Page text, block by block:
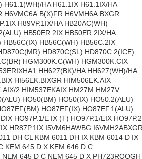
H61.1(WH)/HA H61.1IX H61.1IX/HA
H6VMC6A.B(X)FR H6VMH6A.BXGR
H89VP.1IX/HA HB20AC(WH)
HB50ER.2IX HB50ER.2IX/HA
HB56C(WH) HB56C.2IX
HD870C(SL) HD870C.2(ICE)
HGM300K.C(WH) HGM300K.CIX
HH627(BK)/HA HH627(WH)/HA
HI56EK.BIXGR HIM506EK.AIX
2 HIM537EKAIX HM27M HM27V
HO50(BM) HO50(IX) HO50.2(ALU)
HO87EF(IX) HO87EF.1(ALU)
HO97P.1/E IX (T) HO97P.1/EIX HO97P.2
HR87P.1IX I5VM6HAWBG I6VMH2ABXGR
DH CL KBM 6011 DH IX KBM 6014 D IX
KEM 645 D X KEM 646 D C
645 D C NEM 645 D X PH723RQOGH